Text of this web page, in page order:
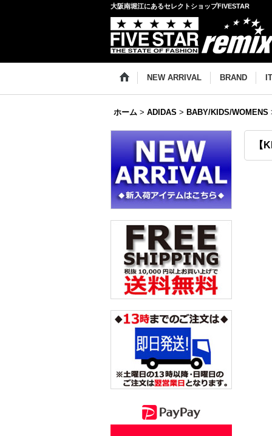
大阪南堀江にあるセレクトショップFIVESTAR
NEW ARRIVAL BRAND
ホーム > ADIDAS > BABY/KIDS/WOMENS
【